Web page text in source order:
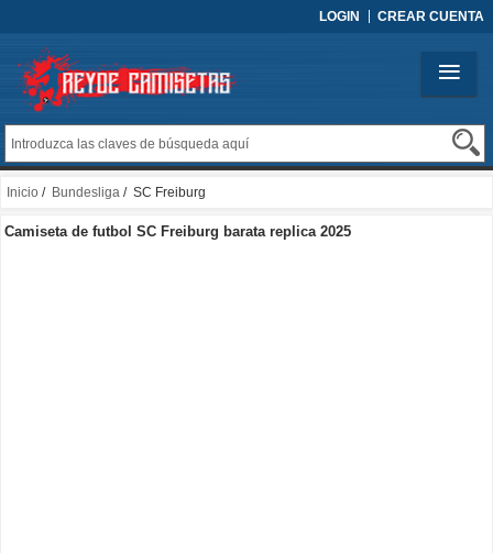
LOGIN CREAR CUENTA
Inicio / Bundesliga / SC Freiburg
Camiseta de futbol SC Freiburg barata replica 2025